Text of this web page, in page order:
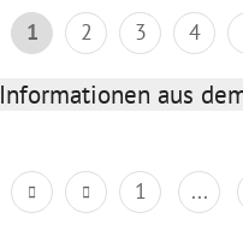
1 2 3 4
Informationen aus
1 ...